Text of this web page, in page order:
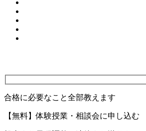
合格に必要なこと全部教えます
【無料】体験授業・相談会に申し込む